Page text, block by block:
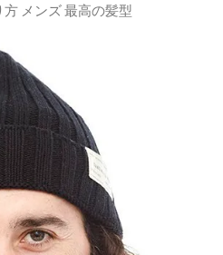
メンズ 最高の髪型